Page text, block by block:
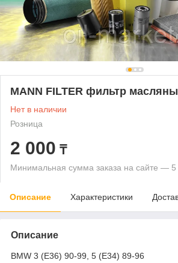
MANN FILTER фильтр
Нет в наличии
Розница
2 000 ₸
Минимальная сумма заказа на сайте — 5
Описание Характеристики
Описание
BMW 3 (E36) 90-99, 5 (E34) 89-96